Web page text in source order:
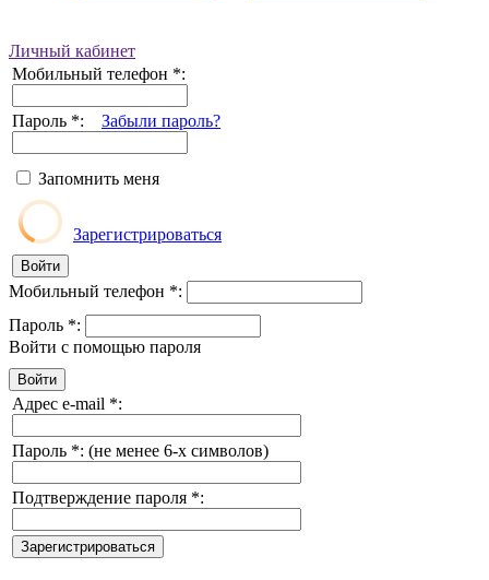
Личный кабинет
Мобильный телефон *:
Пароль *: Забыли пароль?
Запомнить меня
Зарегистрироваться
Мобильный телефон *:
Пароль *:
Войти с помощью пароля
Адрес e-mail *:
Пароль *: (не менее 6-х символов)
Подтверждение пароля *: